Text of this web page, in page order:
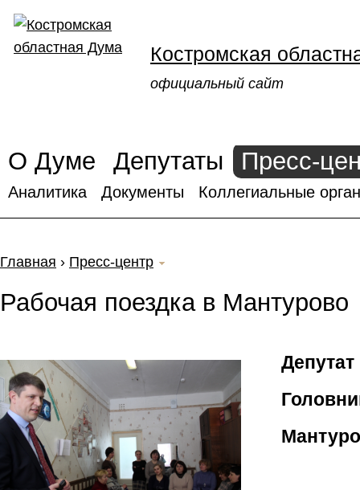
Костромская
официальный сайт
О Думе Депутаты Пресс-
Аналитика Документы Коллегиальные
Главная › Пресс-центр
Рабочая поездка в Мантурово